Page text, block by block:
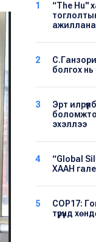
1
“The Hu"
ажиллана
2
болгох
3
Эрт
эхэллээ
4
“Global
ХААН
5
COP17:
түрүүнд